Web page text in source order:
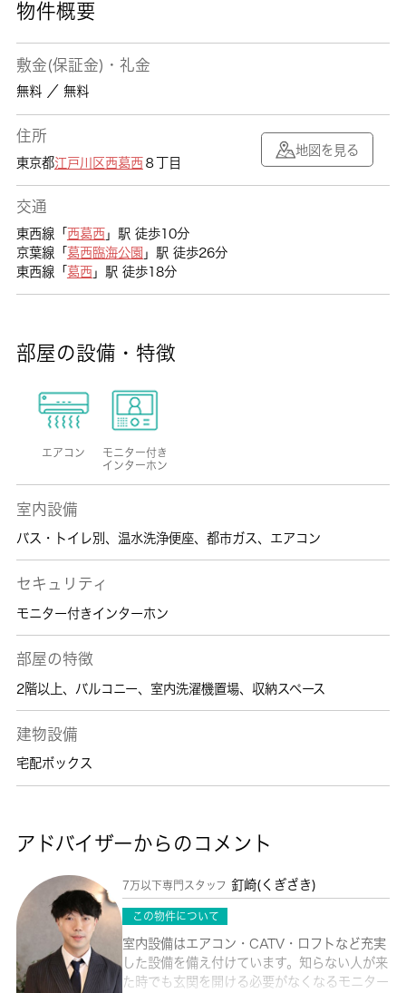
物件概要
敷金(保証金)・礼金
無料 ／ 無料
住所
東京都江戸川区西葛西８丁目
地図を見る
交通
東西線「 西葛西」駅 徒歩10分
京葉線「 葛西臨海公園 」駅 徒歩26分
東西線「 葛西」駅 徒歩18分
部屋の設備・特徴
エアコン
モニター付き
インターホン
室内設備
バス・トイレ別 、 温水洗浄便座、 都市ガス、 エアコン
セキュリティ
モニター付きインターホン
部屋の特徴
2階以上、 バルコニー、 室内洗濯機置場、 収納スペース
建物設備
宅配ボックス
アドバイザーからのコメント
7万以下専門スタッフ 釘崎(くぎざき)
この物件について
室内設備はエアコン・CATV・ロフトなど充実
した設備を備え付けています。知らない人が来
た時でも玄関を開ける必要がなくなるモニター